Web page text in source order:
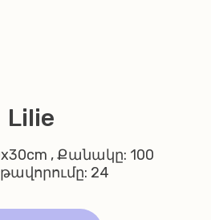
Lilie
, Քանակը: 100
24